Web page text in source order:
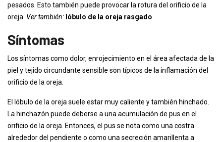
pesados. Esto también puede provocar la rotura del orificio de la
oreja. Ver también: lóbulo de la oreja rasgado
Síntomas
Los síntomas como dolor, enrojecimiento en el área afectada de la
piel y tejido circundante sensible son típicos de la inflamación del
orificio de la oreja.
El lóbulo de la oreja suele estar muy caliente y también hinchado.
La hinchazón puede deberse a una acumulación de pus en el
orificio de la oreja. Entonces, el pus se nota como una costra
alrededor del pendiente o como una secreción amarillenta a